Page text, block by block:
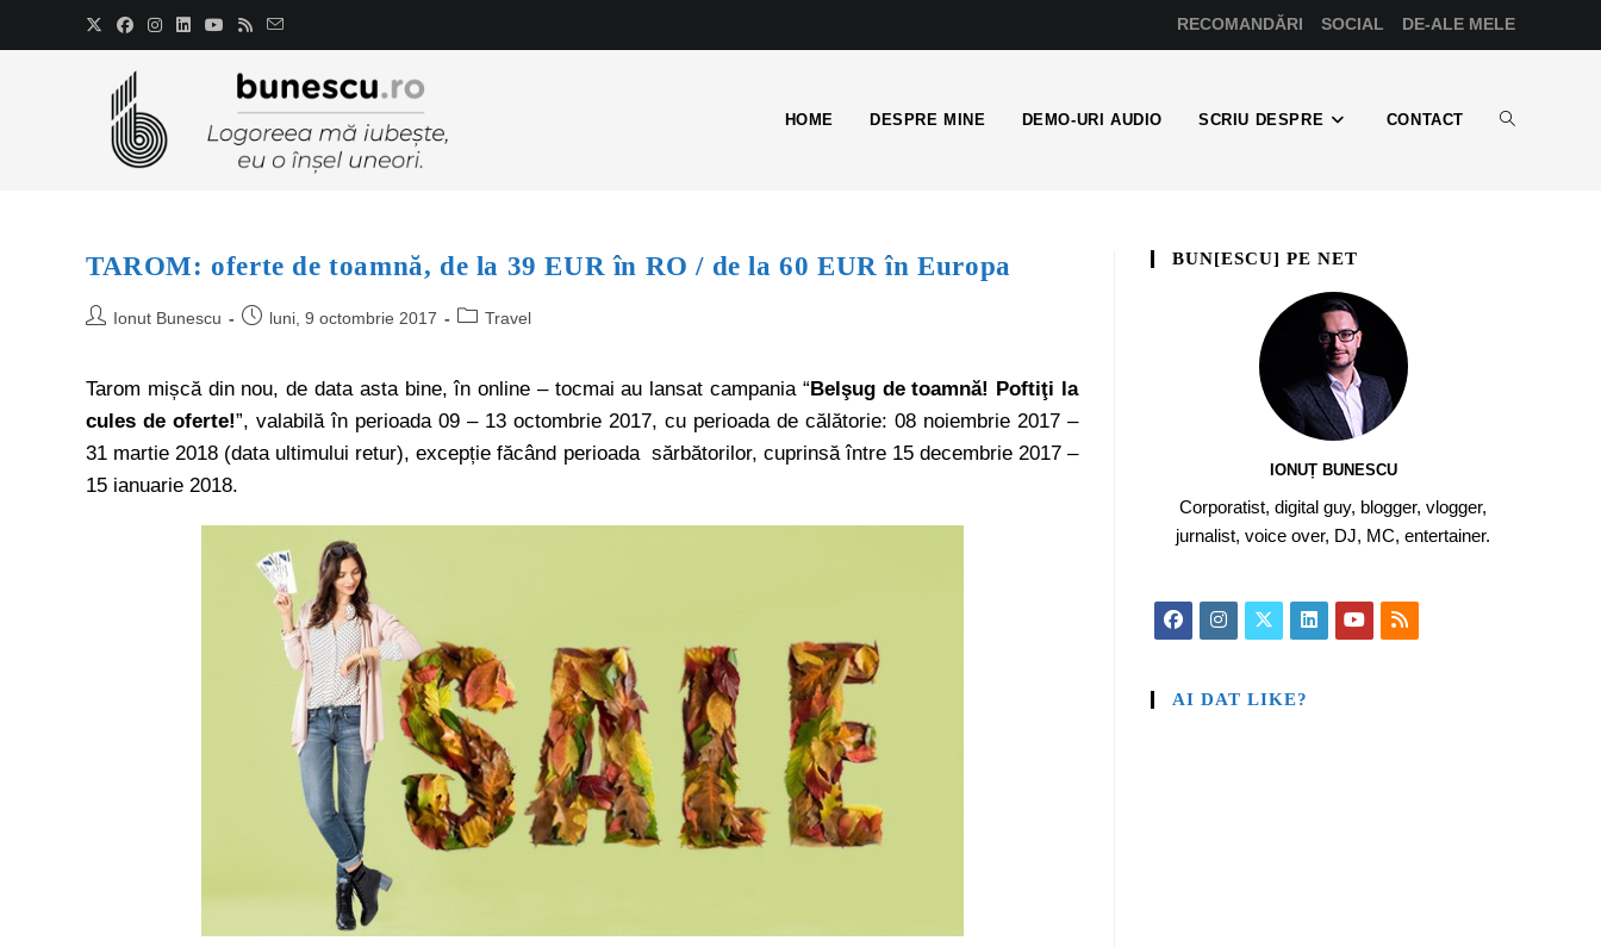
RECOMANDĂRI SOCIAL DE-ALE MELE
HOME DESPRE MINE DEMO-URI AUDIO SCRIU DESPRE CONTACT
TAROM: oferte de toamnă, de la 39 EUR în RO / de la 60 EUR în Europa
Ionut Bunescu luni, 9 octombrie 2017 Travel
Tarom mișcă din nou, de data asta bine, în online – tocmai au lansat campania “Belşug de toamnă! Poftiţi la
cules de oferte!”, valabilă în perioada 09 – 13 octombrie 2017, cu perioada de călătorie: 08 noiembrie 2017 –
31 martie 2018 (data ultimului retur), excepție făcând perioada sărbătorilor, cuprinsă între 15 decembrie 2017 –
15 ianuarie 2018.
BUN[ESCU] PE NET
IONUȚ BUNESCU
Corporatist, digital guy, blogger, vlogger,
jurnalist, voice over, DJ, MC, entertainer.
AI DAT LIKE?